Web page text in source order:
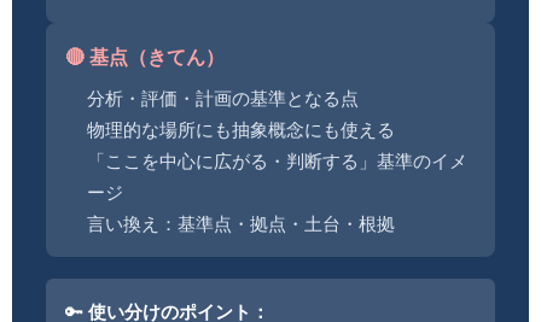
🔴 基点（きてん）
分析・評価・計画の基準となる点
物理的な場所にも抽象概念にも使える
「ここを中心に広がる・判断する」基準のイメ
ージ
言い換え：基準点・拠点・土台・根拠
🔑 使い分けのポイント：